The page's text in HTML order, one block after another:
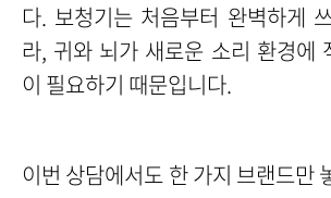
다. 보청기는 처음부터 완벽하게
라, 귀와 뇌가 새로운 소리 환경에
이 필요하기 때문입니다.
이번 상담에서도 한 가지 브랜드만